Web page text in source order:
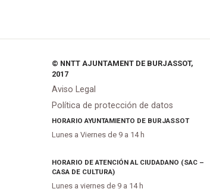
© NNTT AJUNTAMENT DE BURJASSOT,
2017
Aviso Legal
Política de protección de datos
HORARIO AYUNTAMIENTO DE BURJASSOT
Lunes a Viernes de 9 a 14 h
HORARIO DE ATENCIÓN AL CIUDADANO (SAC –
CASA DE CULTURA)
Lunes a viernes de 9 a 14 h